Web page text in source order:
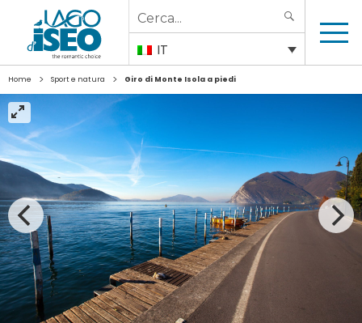
Search
for:
IT
Home > Sport e natura > Giro di Monte Isola a piedi